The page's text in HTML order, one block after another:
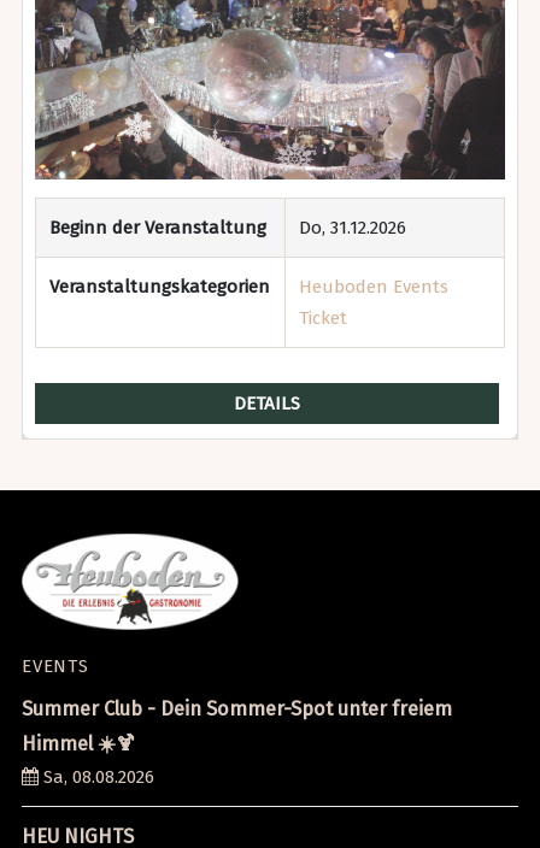
Beginn der Veranstaltung Do, 31.12.2026
Veranstaltungskategorien
Heuboden Events
Ticket
DETAILS
EVENTS
Summer Club - Dein Sommer-Spot unter freiem
Himmel ☀️🍹
Sa, 08.08.2026
HEU NIGHTS